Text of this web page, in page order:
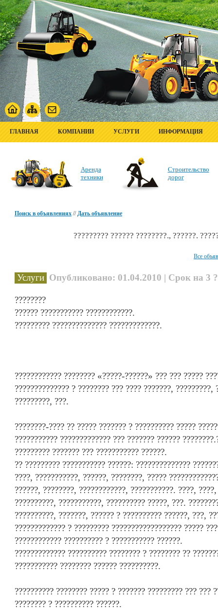
ГЛАВНАЯ КОМПАНИИ УСЛУГИ ИНФОРМАЦИЯ
Аренда
техники
Строительство
дорог
Поиск в объявлениях //Дать объявление
????????? ?????? ????????., ??????.
Все
Услуги Опубликовано: 01.04.2010 | Срок на 3
????????
?????? ??????????? ????????????.
????????? ?????????????? ?????????????.
???????????? ???????? «?????-??????» ??? ??? ?????
?????????????? ? ???????? ??? ???? ???????, ?????????,
?????????, ???.
????????-???? ?? ????? ??????? ? ?????????? ?????
??????????? ????????????? ??? ??????? ??????
????????? ??????? ??? ??????????? ??????.
?? ????????? ??????????? ??????: ??????????????
????, ???????????, ??????, ????????, ?????
??????, ????????, ????????????, ???????????. ????,
??????????, ???????????, ?????????? ?????, ???.
??????????, ???????, ?????? ? ?????????? ??????, ???,
????????????? ? ????????? ?????????????????? ?????
???????????? ?????????? ? ??????????? ??????.
????????????? ?????????? ???????? ? ???????? ??
??????????? ???????? ?????? ??????????.
?????????? ???????? ????? ? ??????? ????????? ??? ???
???????? ? ?????????? ??????.